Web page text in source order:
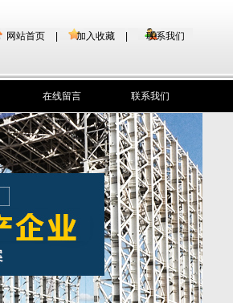
网站首页 加入收藏 联系我们
在线留言 联系我们